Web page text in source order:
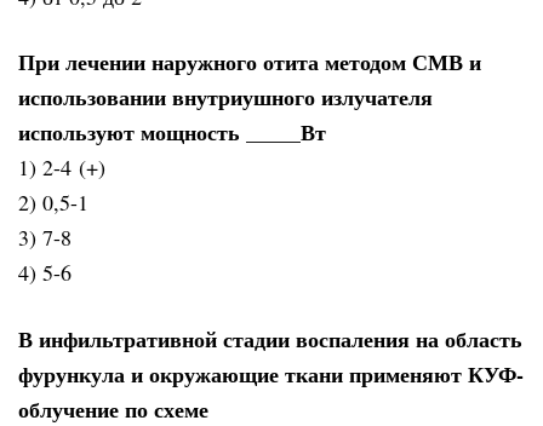
При лечении наружного отита методом СМВ и
использовании внутриушного излучателя
используют мощность _____Вт
1) 2-4 (+)
2) 0,5-1
3) 7-8
4) 5-6
В инфильтративной стадии воспаления на область
фурункула и окружающие ткани применяют КУФ-
облучение по схеме